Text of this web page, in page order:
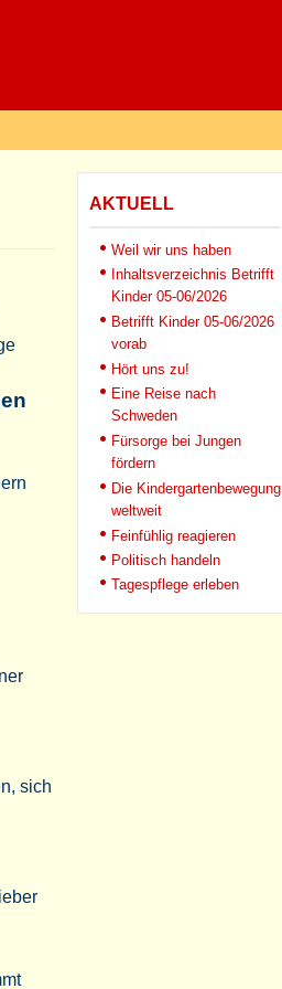
sich
AKTUELL
Weil wir uns haben
Inhaltsverzeichnis Betrifft
Kinder 05-06/2026
Betrifft Kinder 05-06/2026
vorab
Hört uns zu!
Eine Reise nach
Schweden
Fürsorge bei Jungen
fördern
Die Kindergartenbewegung
weltweit
Feinfühlig reagieren
Politisch handeln
Tagespflege erleben